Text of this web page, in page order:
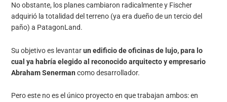
No obstante, los planes cambiaron radicalmente y Fischer
adquirió la totalidad del terreno (ya era dueño de un tercio del
paño) a PatagonLand.
Su objetivo es levantarun edificio de oficinas de lujo, para lo
cual ya habría elegido al reconocido arquitecto y empresario
Abraham Senerman como desarrollador.
Pero este no es el único proyecto en que trabajan ambos: en